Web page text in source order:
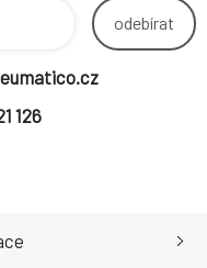
odebírat
126